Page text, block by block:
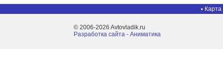
Карта
© 2006-2026 Avtovladik.ru
Разработка сайта - Aниматика